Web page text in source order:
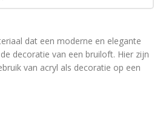
dat een moderne en elegante
decoratie van een bruiloft. Hier zijn
van acryl als decoratie op een